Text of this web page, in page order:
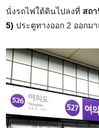
นั่งรถไฟใต้ดินไปลงที่ สถ
5) ประตูทางออก 2 ออกม